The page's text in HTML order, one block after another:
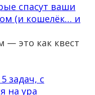
спасут ваши
(и кошелёк… и
— это как квест
задач, с
на ура